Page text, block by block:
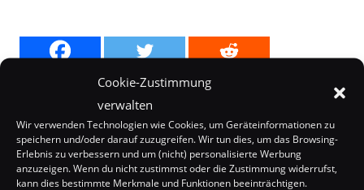
Cookie-Zustimmung
verwalten
Wir verwenden Technologien wie Cookies, um Geräteinformationen zu
speichern und/oder darauf zuzugreifen. Wir tun dies, um das Browsing-
Erlebnis zu verbessern und um (nicht) personalisierte Werbung
anzuzeigen. Wenn du nicht zustimmst oder die Zustimmung widerrufst,
kann dies bestimmte Merkmale und Funktionen beeinträchtigen.
SCHLAGWÖRTER:ENGLAND, GOLD, NUGGET, SCHATZ